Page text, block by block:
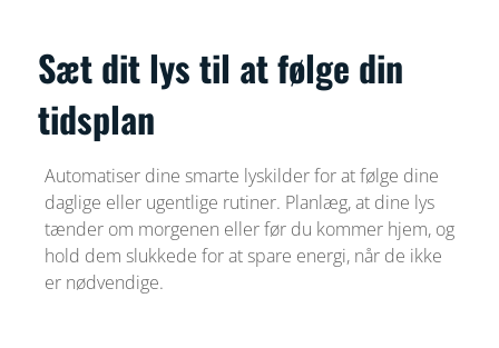
Sæt dit lys til at følge din
tidsplan
Automatiser dine smarte lyskilder for at følge dine
daglige eller ugentlige rutiner. Planlæg, at dine lys
tænder om morgenen eller før du kommer hjem, og
hold dem slukkede for at spare energi, når de ikke
er nødvendige.